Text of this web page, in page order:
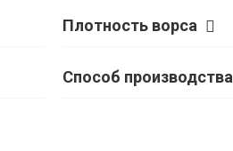
Плотность ворса
Способ производства